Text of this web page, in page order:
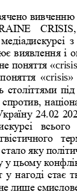
з
виявлення і
поняття «crisis
«crisis»
століттями
наці
24.02
всього
яку полі
цьому
у нагоді стає
лише